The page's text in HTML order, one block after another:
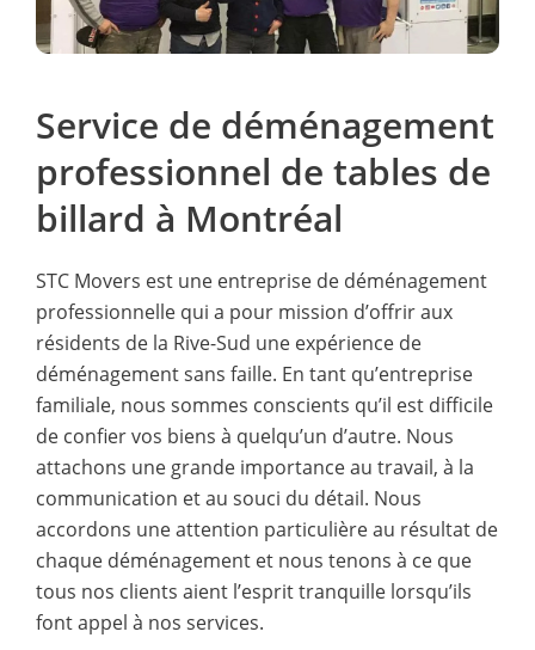
Service de déménagement
professionnel de tables de
billard à Montréal
STC Movers est une entreprise de déménagement
professionnelle qui a pour mission d’offrir aux
résidents de la Rive-Sud une expérience de
déménagement sans faille. En tant qu’entreprise
familiale, nous sommes conscients qu’il est difficile
de confier vos biens à quelqu’un d’autre. Nous
attachons une grande importance au travail, à la
communication et au souci du détail. Nous
accordons une attention particulière au résultat de
chaque déménagement et nous tenons à ce que
tous nos clients aient l’esprit tranquille lorsqu’ils
font appel à nos services.